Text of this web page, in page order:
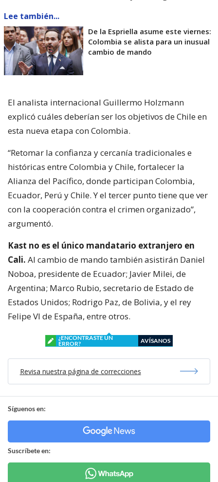
Lee también...
De la Espriella asume este viernes:
Colombia se alista para un inusual
cambio de mando
El analista internacional Guillermo Holzmann
explicó cuáles deberían ser los objetivos de Chile en
esta nueva etapa con Colombia.
“Retomar la confianza y cercanía tradicionales e
históricas entre Colombia y Chile, fortalecer la
Alianza del Pacífico, donde participan Colombia,
Ecuador, Perú y Chile. Y el tercer punto tiene que ver
con la cooperación contra el crimen organizado”,
argumentó.
Kast no es el único mandatario extranjero en
Cali. Al cambio de mando también asistirán Daniel
Noboa, presidente de Ecuador; Javier Milei, de
Argentina; Marco Rubio, secretario de Estado de
Estados Unidos; Rodrigo Paz, de Bolivia, y el rey
Felipe VI de España, entre otros.
¿ENCONTRASTE UN
ERROR?
AVÍSANOS
Revisa nuestra página de correcciones
Síguenos en:
Suscríbete en: